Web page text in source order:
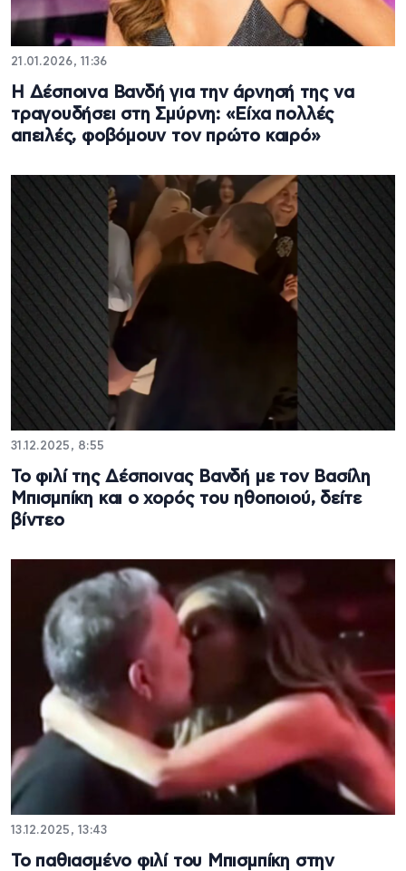
21.01.2026, 11:36
Η Δέσποινα Βανδή για την άρνησή της να
τραγουδήσει στη Σμύρνη: «Είχα πολλές
απειλές, φοβόμουν τον πρώτο καιρό»
31.12.2025, 8:55
Το φιλί της Δέσποινας Βανδή με τον Βασίλη
Μπισμπίκη και ο χορός του ηθοποιού, δείτε
βίντεο
13.12.2025, 13:43
Το παθιασμένο φιλί του Μπισμπίκη στην